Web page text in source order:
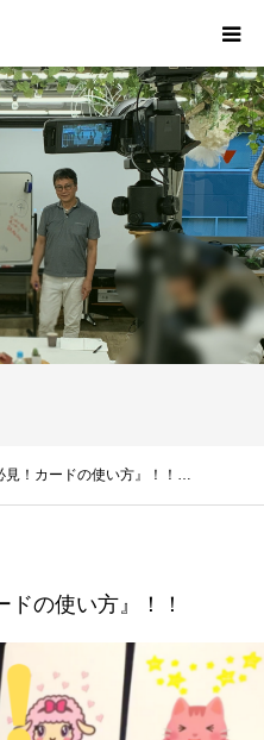
見！カードの使い方』！！…
の使い方』！！